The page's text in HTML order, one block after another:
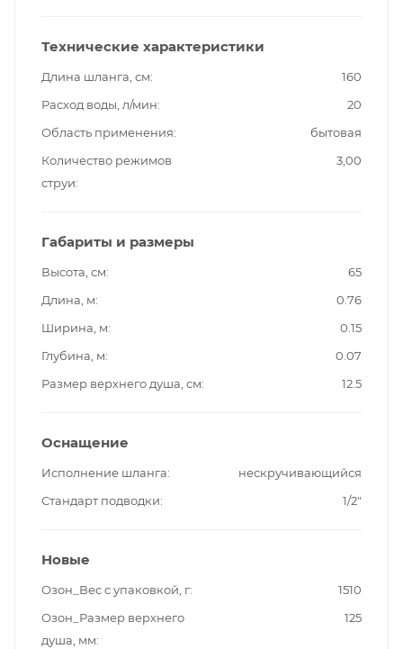
Технические характеристики
Длина шланга, см
160
Расход воды, л/мин
20
Область применения
бытовая
Количество режимов
струи
3,00
Габариты и размеры
Высота, см
65
Длина, м
0.76
Ширина, м
0.15
Глубина, м
0.07
Размер верхнего душа, см
12.5
Оснащение
Исполнение шланга
нескручивающийся
Стандарт подводки
1/2"
Новые
Озон_Вес с упаковкой, г
1510
Озон_Размер верхнего
душа, мм
125